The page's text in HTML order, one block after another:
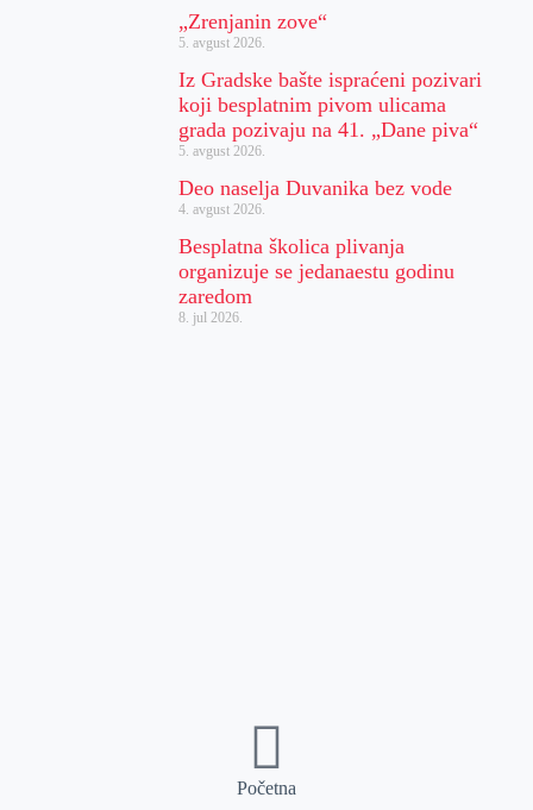
„Zrenjanin zove“
5. avgust 2026.
Iz Gradske bašte ispraćeni pozivari
koji besplatnim pivom ulicama
grada pozivaju na 41. „Dane piva“
5. avgust 2026.
Deo naselja Duvanika bez vode
4. avgust 2026.
Besplatna školica plivanja
organizuje se jedanaestu godinu
zaredom
8. jul 2026.
Početna